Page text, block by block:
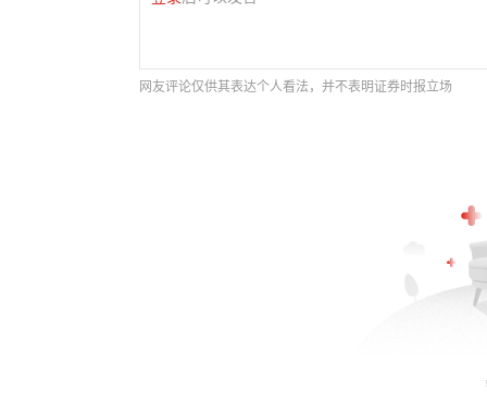
网友评论仅供其表达个人看法，并不表明证券时报立场